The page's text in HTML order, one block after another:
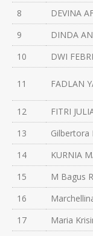
8
DEVINA
9
DINDA
10
DWI
11 FADLAN
12
FITRI
13
Gilbertora
14
KURNIA
15
M Bagus
16
17
Maria